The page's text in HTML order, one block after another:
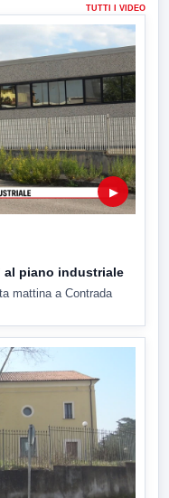
TUTTI I VIDEO
▶
al piano industriale
mattina a Contrada